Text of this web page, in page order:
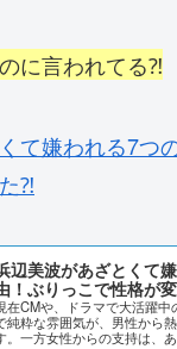
に言われてる⁈
て嫌われる7つ
⁈
辺美波があざとくて
！ぶりっこで性格が
在CMや、ドラマで大活躍
純粋な雰囲気が、男性から
。一方女性からの支持は、